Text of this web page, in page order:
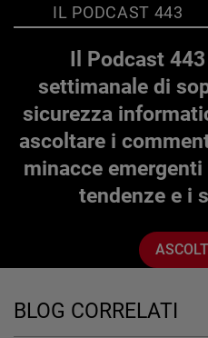
IL PODCAST 443
Il Podcast
settimanale di
sicurezza
ascoltare i
minacce
tendenze e i
BLOG CORRELATI